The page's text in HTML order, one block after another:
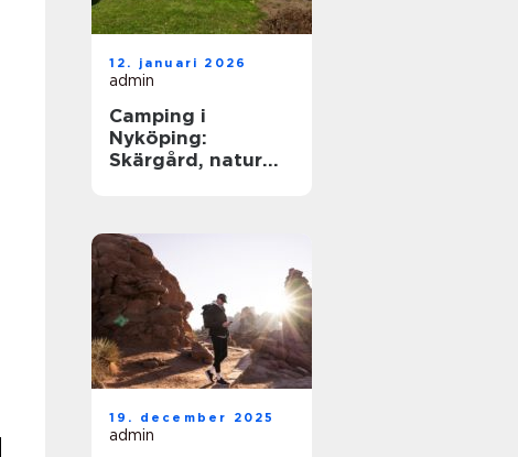
12. januari 2026
admin
Camping i
Nyköping:
Skärgård, natur
19. december 2025
admin